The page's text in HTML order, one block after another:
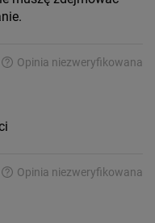
Opinia niezweryfikowana
Opinia niezweryfikowana